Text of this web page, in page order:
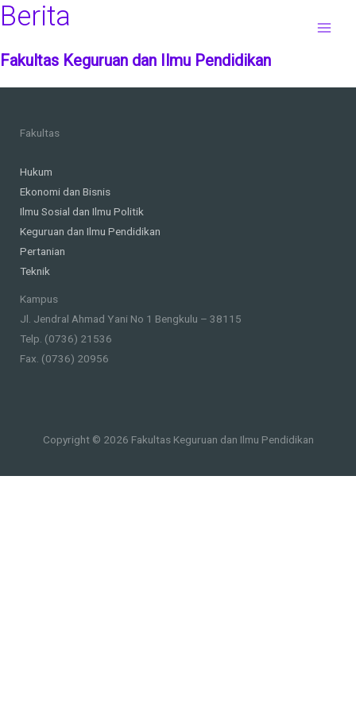
Skip
to
Berita
Fakultas Keguruan dan Ilmu Pendidikan
Fakultas
Hukum
Ekonomi dan Bisnis
Ilmu Sosial dan Ilmu Politik
Keguruan dan Ilmu Pendidikan
Pertanian
Teknik
Kampus
Jl. Jendral Ahmad Yani No 1 Bengkulu – 38115
Telp. (0736) 21536
Fax. (0736) 20956
Copyright © 2026 Fakultas Keguruan dan Ilmu Pendidikan